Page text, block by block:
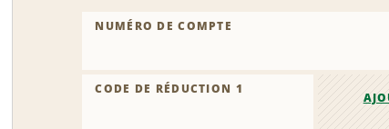
NUMÉRO DE COMPTE
CODE DE RÉDUCTION 1